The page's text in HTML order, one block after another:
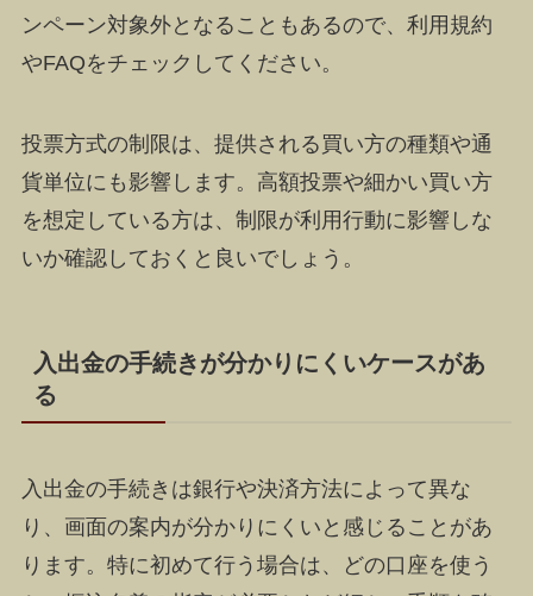
ンペーン対象外となることもあるので、利用規約
やFAQをチェックしてください。
投票方式の制限は、提供される買い方の種類や通
貨単位にも影響します。高額投票や細かい買い方
を想定している方は、制限が利用行動に影響しな
いか確認しておくと良いでしょう。
入出金の手続きが分かりにくいケースがあ
る
入出金の手続きは銀行や決済方法によって異な
り、画面の案内が分かりにくいと感じることがあ
ります。特に初めて行う場合は、どの口座を使う